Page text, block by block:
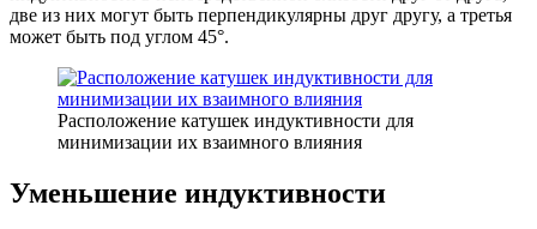
две из них могут быть перпендикулярны друг другу, а третья
может быть под углом 45°.
Расположение катушек индуктивности для
минимизации их взаимного влияния
Уменьшение индуктивности